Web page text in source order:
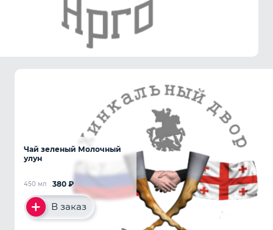
Чай зеленый Молочный
улун
380 ₽
450 мл
В заказ